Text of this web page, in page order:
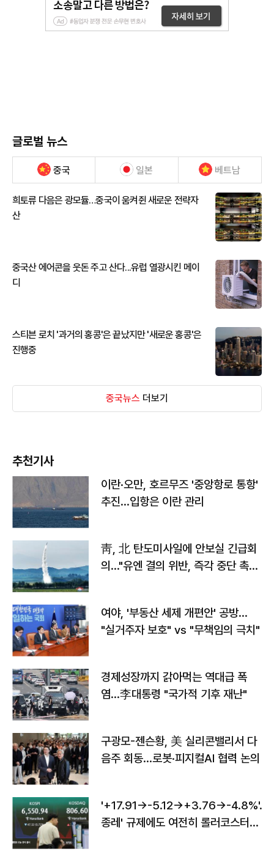
글로벌 뉴스
중국 일본 베트남
희토류 다음은 광모듈…중국이 움켜쥔 새로운 전략자
산
중국산 에어콘을 웃돈 주고 산다...유럽 열광시킨 메이
디
스티븐 로치 '과거의 홍콩'은 끝났지만 '새로운 홍콩'은
진행중
중국뉴스 더보기
추천기사
이란·오만, 호르무즈 '중앙항로 통항'
추진…입항은 이란 관리
靑, 北 탄도미사일에 안보실 긴급회
의…"유엔 결의 위반, 즉각 중단 촉
여야, '부동산 세제 개편안' 공방…
"실거주자 보호" vs "무책임의 극치"
경제성장까지 갉아먹는 역대급 폭
염…李대통령 "국가적 기후 재난"
구광모-젠슨황, 美 실리콘밸리서 다
음주 회동…로봇·피지컬AI 협력 논의
'+17.91→-5.12→+3.76→-4.8%'…'
종레' 규제에도 여전히 롤러코스터